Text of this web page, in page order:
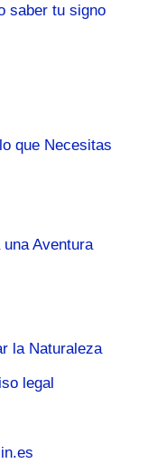
saber tu signo
que Necesitas
Aventura
la Naturaleza
legal